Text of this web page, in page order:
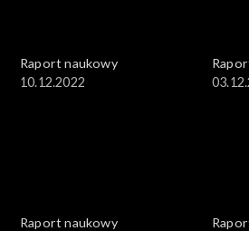
Raport naukowy
10.12.2022
Raport naukowy